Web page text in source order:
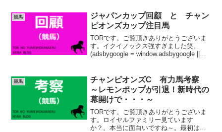
先行力のある馬を軸に考えたいレースで
す。⇩★参考：202...
競馬
ジャパンカップ回顧 と チャン
ピオンズカップ注目馬
TORです。ご覧頂きありがとうございま
す。イクイノックス強すぎました笑。
(adsbygoogle = window.adsbygoogle ||
いレ...
競馬
チャンピオンズC 有力馬考察
～レモンポップが引退！新時代の
幕開けで・・・～
TORです。ご覧頂きありがとうございま
す。ロイヤルファミリー見ています
か？。本当に面白いですね～。最初は興